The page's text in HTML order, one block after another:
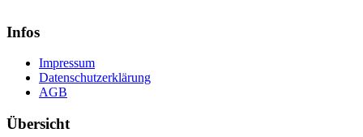
Anschrift
Stadt
Ihre E-Mailadresse
Infos
Impressum
Datenschutzerklärung
AGB
Übersicht